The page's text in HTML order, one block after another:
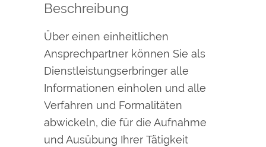
Beschreibung
Über einen einheitlichen
Ansprechpartner können Sie als
Dienstleistungserbringer alle
Informationen einholen und alle
Verfahren und Formalitäten
abwickeln, die für die Aufnahme
und Ausübung Ihrer Tätigkeit